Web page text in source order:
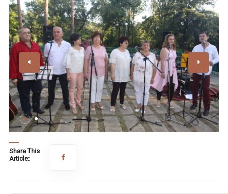
Share This
Article: